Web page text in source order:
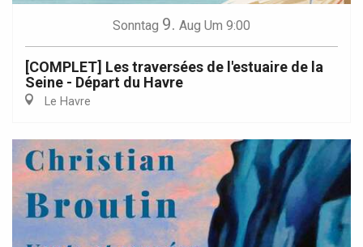
Sonntag 9. Aug Um 9:00
[COMPLET] Les traversées de l'estuaire de la
Seine - Départ du Havre
Le Havre